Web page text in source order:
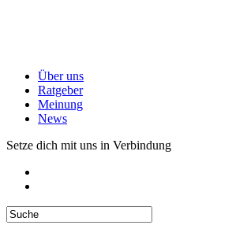
Über uns
Ratgeber
Meinung
News
Setze dich mit uns in Verbindung